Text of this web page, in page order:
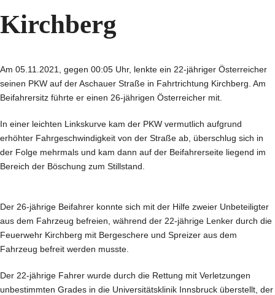
Kirchberg
Am 05.11.2021, gegen 00:05 Uhr, lenkte ein 22-jähriger Österreicher
seinen PKW auf der Aschauer Straße in Fahrtrichtung Kirchberg. Am
Beifahrersitz führte er einen 26-jährigen Österreicher mit.
In einer leichten Linkskurve kam der PKW vermutlich aufgrund
erhöhter Fahrgeschwindigkeit von der Straße ab, überschlug sich in
der Folge mehrmals und kam dann auf der Beifahrerseite liegend im
Bereich der Böschung zum Stillstand.
Der 26-jährige Beifahrer konnte sich mit der Hilfe zweier Unbeteiligter
aus dem Fahrzeug befreien, während der 22-jährige Lenker durch die
Feuerwehr Kirchberg mit Bergeschere und Spreizer aus dem
Fahrzeug befreit werden musste.
Der 22-jährige Fahrer wurde durch die Rettung mit Verletzungen
unbestimmten Grades in die Universitätsklinik Innsbruck überstellt, der